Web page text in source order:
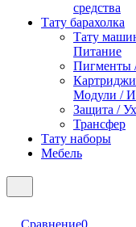
средства
Тату барахолка
Тату
Питание
Пигменты
Модули /
Защита /
Трансфер
Тату наборы
Мебель
Сравнение0